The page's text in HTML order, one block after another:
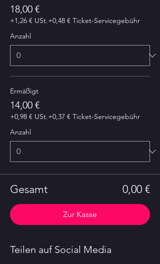
18,00 €
+1,26 € USt.+0,48 € Ticket-Servicegebühr
Anzahl
Ermäßigt
14,00 €
+0,98 € USt.+0,37 € Ticket-Servicegebühr
Anzahl
Gesamt 0,00 €
Zur Kasse
Teilen auf Social Media